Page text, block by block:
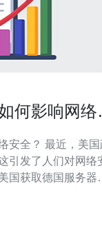
何影响网络
，美国政
引发了人们对网络
国获取德国服务器
户的个人信息、隐私